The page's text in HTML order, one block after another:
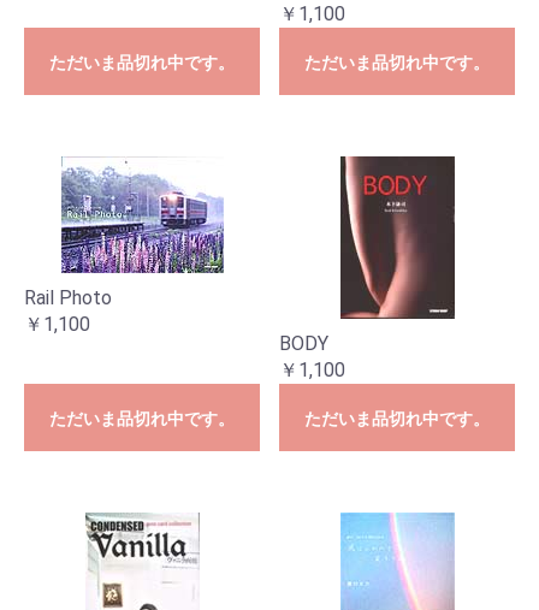
ただいま品切れ中です。
￥1,100
ただいま品切れ中です。
Rail Photo
￥1,100
ただいま品切れ中です。
BODY
￥1,100
ただいま品切れ中です。